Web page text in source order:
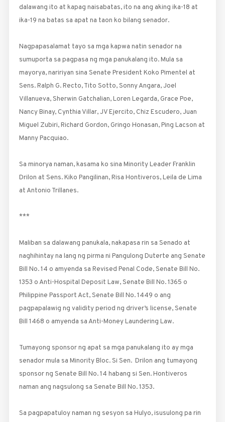
dalawang ito at kapag naisabatas, ito na ang aking ika-18 at
ika-19 na batas sa apat na taon ko bilang senador.
Nagpapasalamat tayo sa mga kapwa natin senador na
sumuporta sa pagpasa ng mga panukalang ito. Mula sa
mayorya, naririyan sina Senate President Koko Pimentel at
Sens. Ralph G. Recto, Tito Sotto, Sonny Angara, Joel
Villanueva, Sherwin Gatchalian, Loren Legarda, Grace Poe,
Nancy Binay, Cynthia Villar, JV Ejercito, Chiz Escudero, Juan
Miguel Zubiri, Richard Gordon, Gringo Honasan, Ping Lacson at
Manny Pacquiao.
Sa minorya naman, kasama ko sina Minority Leader Franklin
Drilon at Sens. Kiko Pangilinan, Risa Hontiveros, Leila de Lima
at Antonio Trillanes.
***
Maliban sa dalawang panukala, nakapasa rin sa Senado at
naghihintay na lang ng pirma ni Pangulong Duterte ang ­Senate
Bill No. 14 o amyenda sa Revised Penal Code, Senate Bill No.
1353 o Anti-Hospital Deposit Law, Senate Bill No. 1365 o
Philippine Passport Act, Senate Bill No. 1449 o ang
pagpapalawig ng validity period ng driver’s license, Senate
Bill 1468 o amyenda sa Anti-Money Laundering Law.
Tumayong sponsor ng apat sa mga panukalang ito ay mga
senador mula sa Minority Bloc. Si Sen. Drilon ang tumayong
sponsor ng Senate Bill No. 14 habang si Sen. Hontiveros
naman ang nagsulong sa Senate Bill No. 1353.
Sa pagpapatuloy naman ng sesyon sa Hulyo, isusulong pa rin